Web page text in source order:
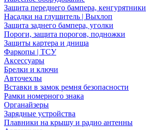
Защита переднего бампера, кенгурятники
Насадки на глушитель | Выхлоп
Защита заднего бампера, уголки
Пороги, защита порогов, подножки
Защиты картера и днища
Фаркопы | ТСУ
Аксессуары
Брелки и ключи
Авточехлы
Вставки в замок ремня безопасности
Рамки номерного знака
Органайзеры
Зарядные устройства
Плавники на крышу и радио антенны